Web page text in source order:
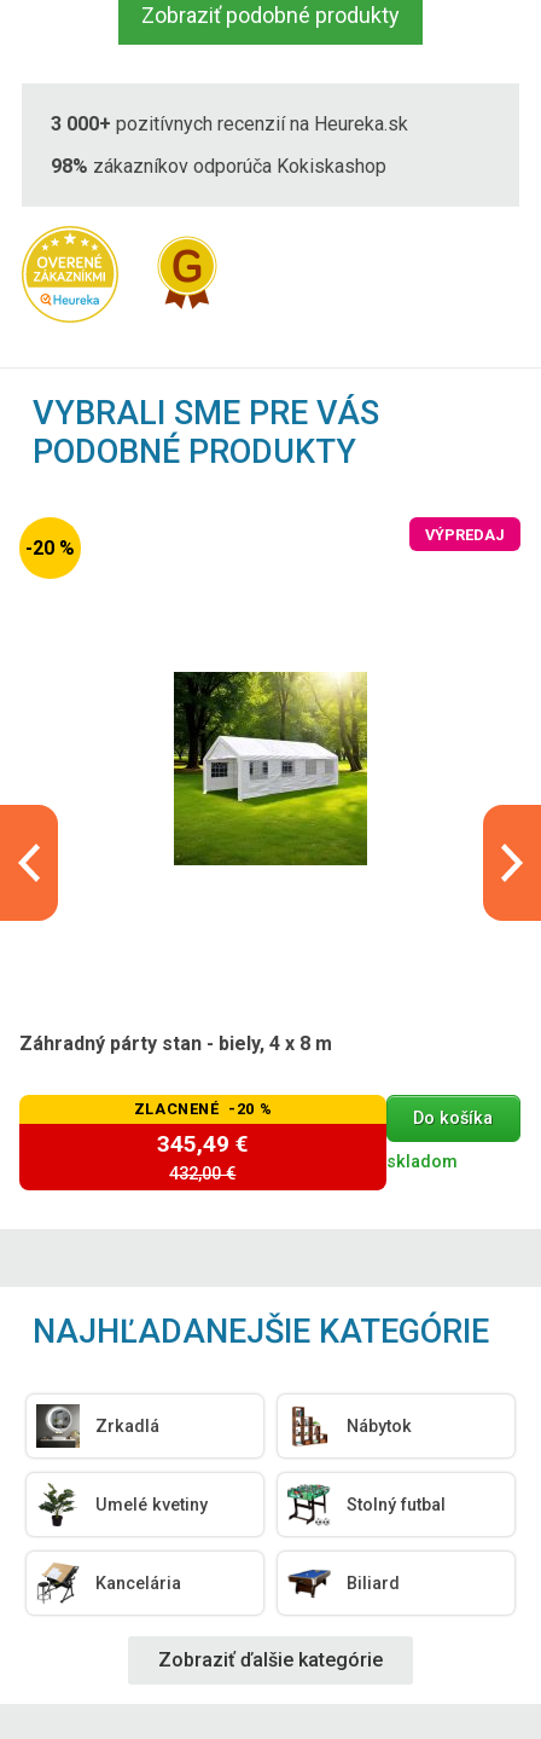
Zobraziť podobné produkty
3 000+ pozitívnych recenzií na Heureka.sk
98% zákazníkov odporúča Kokiskashop
VYBRALI SME PRE VÁS
PODOBNÉ PRODUKTY
-20 %
VÝPREDAJ
Záhradný párty stan - biely, 4 x 8 m
ZLACNENÉ -20 %
345,49 €
432,00 €
Do košíka
skladom
NAJHĽADANEJŠIE KATEGÓRIE
Zrkadlá Nábytok
Umelé kvetiny Stolný futbal
Kancelária Biliard
Zobraziť ďalšie kategórie